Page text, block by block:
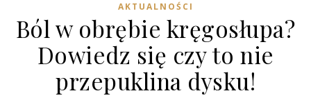
AKTUALNOŚCI
Ból w obrębie kręgosłupa?
Dowiedz się czy to nie
przepuklina dysku!